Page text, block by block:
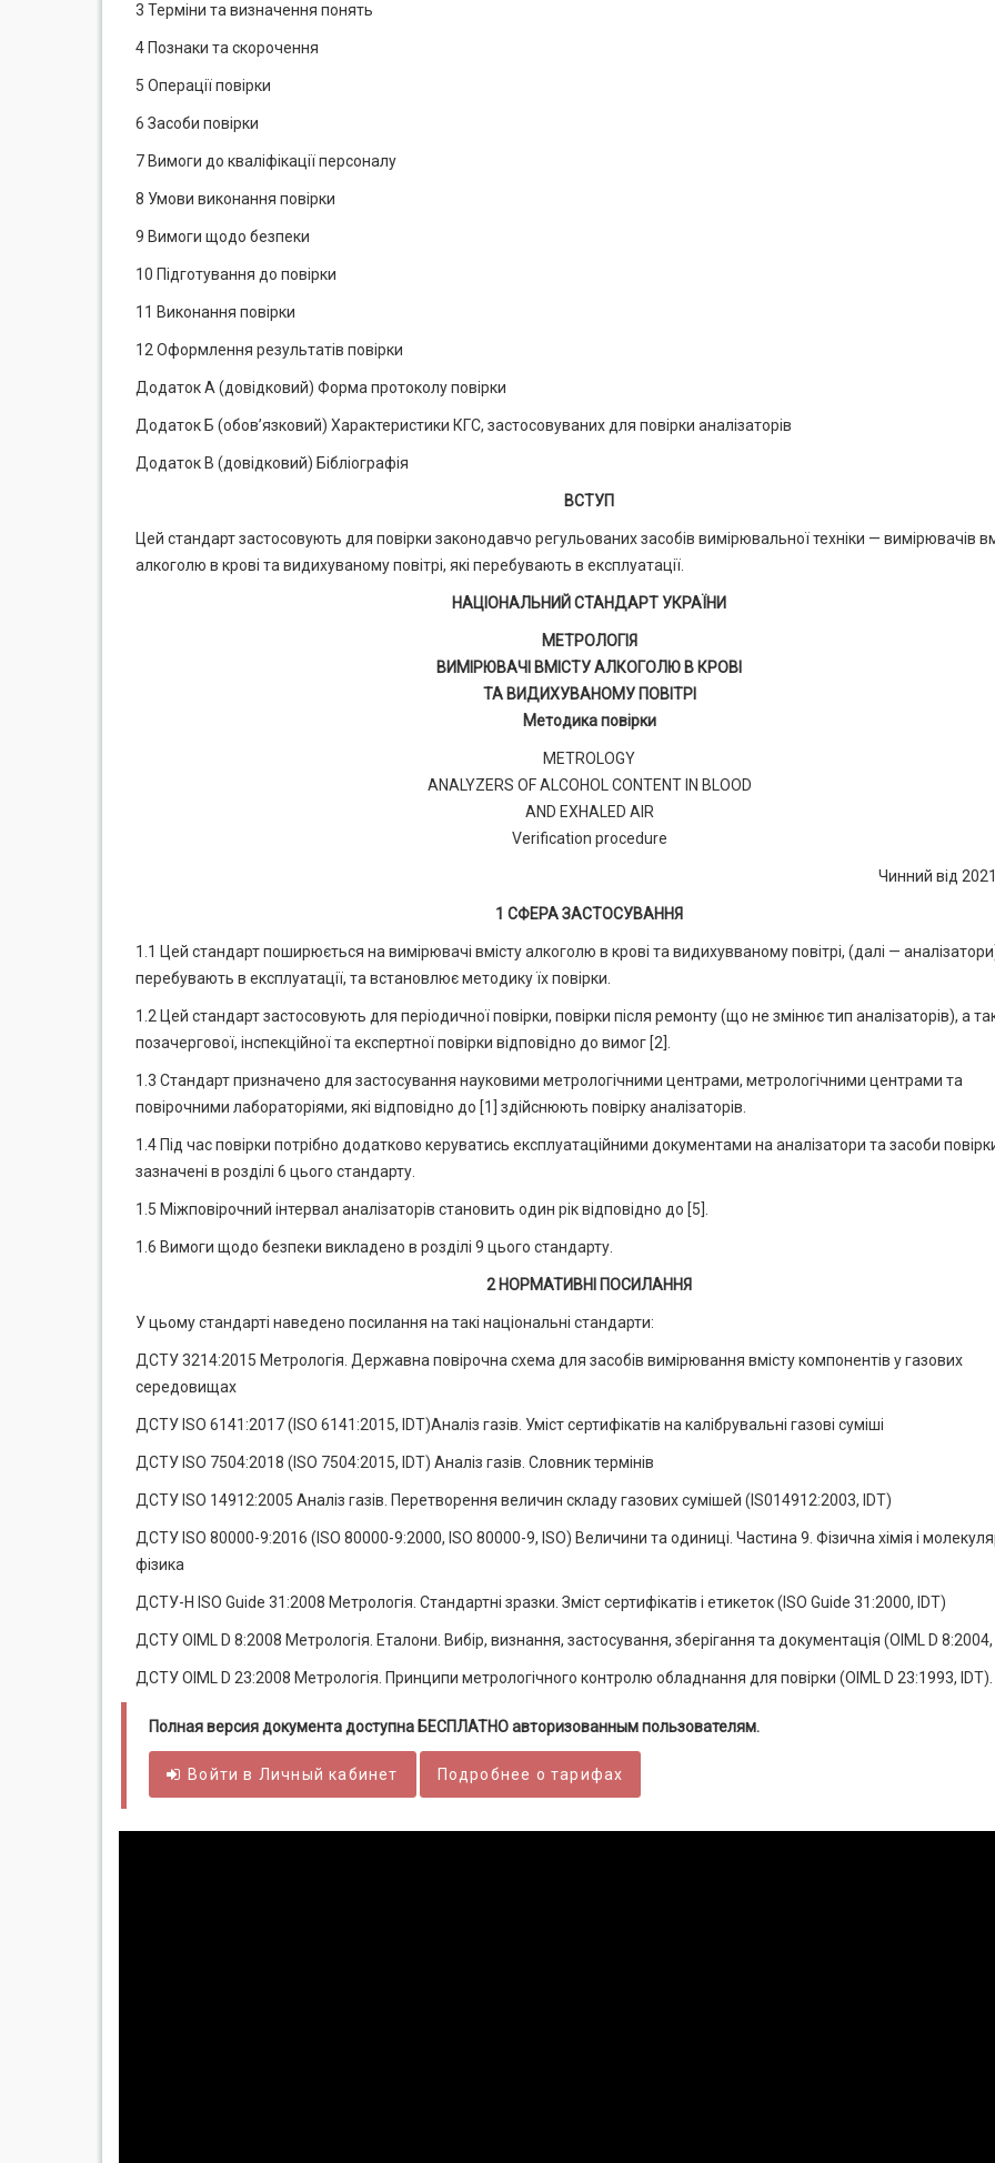
3 Терміни та визначення понять
4 Познаки та скорочення
5 Операції повірки
6 Засоби повірки
7 Вимоги до кваліфікації персоналу
8 Умови виконання повірки
9 Вимоги щодо безпеки
10 Підготування до повірки
11 Виконання повірки
12 Оформлення результатів повірки
Додаток А (довідковий) Форма протоколу повірки
Додаток Б (обов’язковий) Характеристики КГС, застосовуваних для повірки аналізаторів
Додаток В (довідковий) Бібліографія
ВСТУП
Цей стандарт застосовують для повірки законодавчо регульованих засобів вимірювальної техніки — вимірювачів
алкоголю в крові та видихуваному повітрі, які перебувають в експлуатації.
НАЦІОНАЛЬНИЙ СТАНДАРТ УКРАЇНИ
МЕТРОЛОГІЯ
ВИМІРЮВАЧІ ВМІСТУ АЛКОГОЛЮ В КРОВІ
ТА ВИДИХУВАНОМУ ПОВІТРІ
Методика повірки
METROLOGY
ANALYZERS OF ALCOHOL CONTENT IN BLOOD
AND EXHALED AIR
Verification procedure
Чинний від
1 СФЕРА ЗАСТОСУВАННЯ
1.1 Цей стандарт поширюється на вимірювачі вмісту алкоголю в крові та видихувваному повітрі, (далі —
перебувають в експлуатації, та встановлює методику їх повірки.
1.2 Цей стандарт застосовують для періодичної повірки, повірки після ремонту (що не змінює тип аналізаторів), а
позачергової, інспекційної та експертної повірки відповідно до вимог [2].
1.3 Стандарт призначено для застосування науковими метрологічними центрами, метрологічними центрами та
повірочними лабораторіями, які відповідно до [1] здійснюють повірку аналізаторів.
1.4 Під час повірки потрібно додатково керуватись експлуатаційними документами на аналізатори та засоби
зазначені в розділі 6 цього стандарту.
1.5 Міжповірочний інтервал аналізаторів становить один рік відповідно до [5].
1.6 Вимоги щодо безпеки викладено в розділі 9 цього стандарту.
2 НОРМАТИВНІ ПОСИЛАННЯ
У цьому стандарті наведено посилання на такі національні стандарти:
ДСТУ 3214:2015 Метрологія. Державна повірочна схема для засобів вимірювання вмісту компонентів у газових
середовищах
ДСТУ ISO 6141:2017 (ISO 6141:2015, IDT)Аналіз газів. Уміст сертифікатів на калібрувальні газові суміші
ДСТУ ISO 7504:2018 (ISO 7504:2015, IDT) Аналіз газів. Словник термінів
ДСТУ ISO 14912:2005 Аналіз газів. Перетворення величин складу газових сумішей (IS014912:2003, IDT)
ДСТУ ISO 80000-9:2016 (ISO 80000-9:2000, ISO 80000-9, ISO) Величини та одиниці. Частина 9. Фізична хімія і
фізика
ДСТУ-Н ISO Guide 31:2008 Метрологія. Стандартні зразки. Зміст сертифікатів і етикеток (ISO Guide 31:2000, IDT)
ДСТУ OIML D 8:2008 Метрологія. Еталони. Вибір, визнання, застосування, зберігання та документація (OIML D
ДСТУ OIML D 23:2008 Метрологія. Принципи метрологічного контролю обладнання для повірки (OIML D 23:1993, IDT).
Полная версия документа доступна БЕСПЛАТНО авторизованным пользователям.
Войти в Личный кабинет Подробнее о тарифах